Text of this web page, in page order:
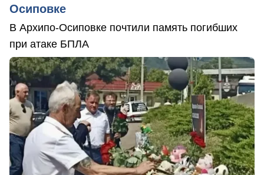
Осиповке
В Архипо-Осиповке почтили память погибших
при атаке БПЛА